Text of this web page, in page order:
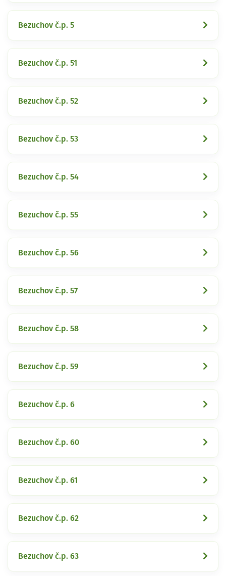
Bezuchov č.p. 5
Bezuchov č.p. 51
Bezuchov č.p. 52
Bezuchov č.p. 53
Bezuchov č.p. 54
Bezuchov č.p. 55
Bezuchov č.p. 56
Bezuchov č.p. 57
Bezuchov č.p. 58
Bezuchov č.p. 59
Bezuchov č.p. 6
Bezuchov č.p. 60
Bezuchov č.p. 61
Bezuchov č.p. 62
Bezuchov č.p. 63